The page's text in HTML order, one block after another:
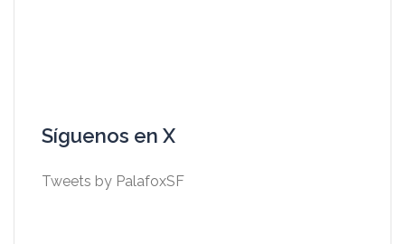
Síguenos en X
Tweets by PalafoxSF